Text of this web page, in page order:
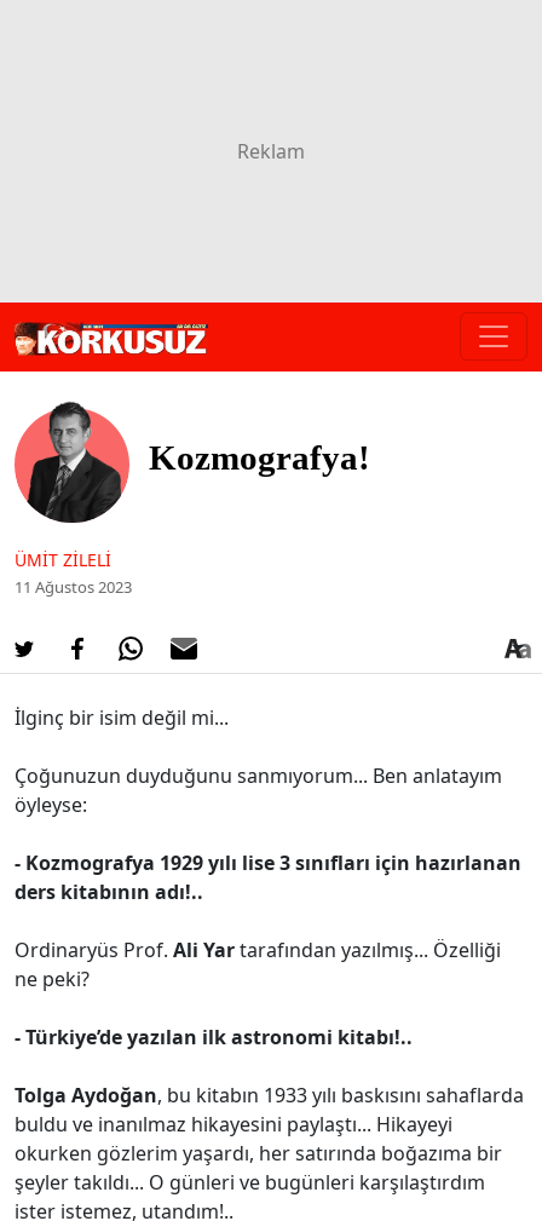
Kozmografya!
ÜMIT ZILELI
11 Ağustos 2023
İlginç bir isim değil mi...
Çoğunuzun duyduğunu sanmıyorum... Ben anlatayım
öyleyse:
- Kozmografya 1929 yılı lise 3 sınıfları için hazırlanan
ders kitabının adı!..
Ordinaryüs Prof. Ali Yartarafından yazılmış... Özelliği
ne peki?
- Türkiye’de yazılan ilk astronomi kitabı!..
Tolga Aydoğan, bu kitabın 1933 yılı baskısını sahaflarda
buldu ve inanılmaz hikayesini paylaştı... Hikayeyi
okurken gözlerim yaşardı, her satırında boğazıma bir
şeyler takıldı... O günleri ve bugünleri karşılaştırdım
ister istemez, utandım!..